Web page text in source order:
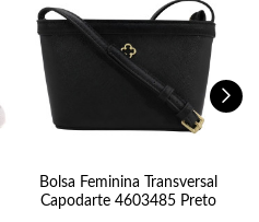
Bolsa Feminina Transversal
Capodarte 4603485 Preto